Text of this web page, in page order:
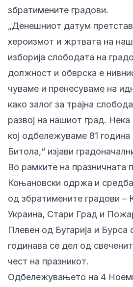
збратимените градови.
„Денешниот датум
хероизмот и жртвата на
изборија слободата на
должност и обврска е
чуваме и пренесуваме на
како залог за трајна
развој на нашиот град.
кој одбележуваме 81
Битола,“ изјави
Во рамките на празничната
Коњановски одржа и
од збратимените градови –
Украина, Стари Град и
Плевен од Бугарија и Бурса
годинава се дел од
чест на празникот.
Одбележувањето на 4